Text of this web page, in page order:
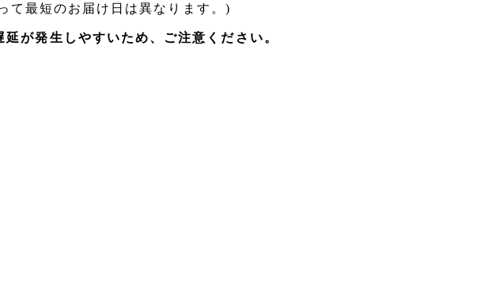
て最短のお届け日は異なります。)
が発生しやすいため、ご注意ください。